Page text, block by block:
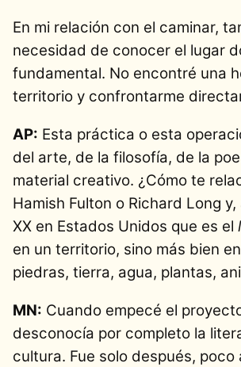
En mi relación con el caminar,
necesidad de conocer el lugar
fundamental. No encontré una
territorio y confrontarme
AP: Esta práctica o esta
del arte, de la filosofía, de la
material creativo. ¿Cómo te
Hamish Fulton o Richard Long
XX en Estados Unidos que es el
en un territorio, sino más bien
piedras, tierra, agua, plantas,
MN: Cuando empecé el
desconocía por completo la
cultura. Fue solo después,